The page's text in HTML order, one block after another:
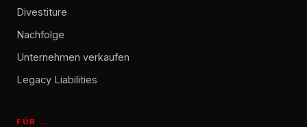
Divestiture
Nachfolge
Unternehmen verkaufen
Legacy Liabilities
FÜR …